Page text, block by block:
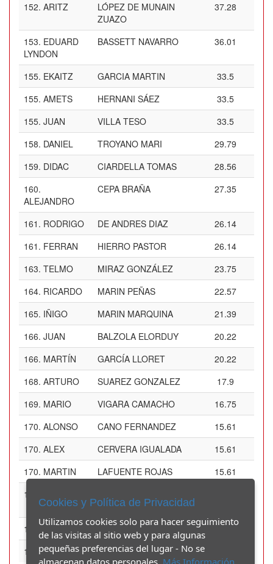
152. ARITZ
LÓPEZ DE MUNAIN
ZUAZO
37.28
153. EDUARD
LYNDON
BASSETT NAVARRO 36.01
155. EKAITZ GARCIA MARTIN
33.5
155. AMETS HERNANI SÁEZ
33.5
155. JUAN VILLA TESO
33.5
158. DANIEL TROYANO MARI
29.79
159. DIDAC CIARDELLA TOMAS
28.56
160.
ALEJANDRO
CEPA BRAÑA 27.35
161. RODRIGO DE ANDRES DIAZ
26.14
161. FERRAN HIERRO PASTOR
26.14
163. TELMO MIRAZ GONZÁLEZ
23.75
164. RICARDO MARIN PEÑAS
22.57
165. IÑIGO MARIN MARQUINA
21.39
166. JUAN BALZOLA ELORDUY
20.22
166. MARTÍN GARCÍA LLORET
20.22
168. ARTURO SUAREZ GONZALEZ
17.9
169. MARIO VIGARA CAMACHO
16.75
170. ALONSO CANO FERNANDEZ
15.61
170. ALEX CERVERA IGUALADA
15.61
170. MARTIN LAFUENTE ROJAS
15.61
173.
FRADEJAS
174. JOKIN RODRIGO FECHILLA
11.11
175.DIDAC POLO RAMOS
Cookies y Política de Privacidad
Utilizamos cookies solo para hacer seguimiento
de las visitas al sitio web y para algunas
pequeñas preferencias del lugar - No se
almacenan datos personales. Más Información